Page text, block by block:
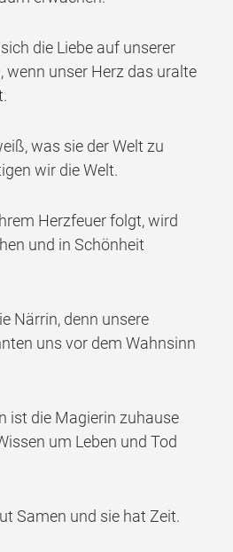
die Liebe auf unserer
wenn unser Herz das uralte
was sie der Welt zu
wir die Welt.
Herzfeuer folgt, wird
und in Schönheit
Närrin, denn unsere
uns vor dem Wahnsinn
ist die Magierin zuhause
um Leben und Tod
Samen und sie hat Zeit.